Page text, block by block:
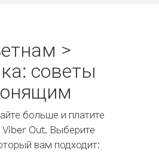
>
советы
больше и платите
Out. Выберите
вам подходит: